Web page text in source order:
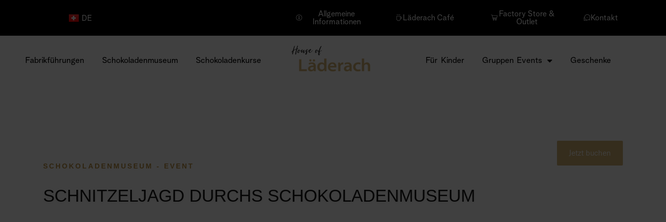
DE
EN
Allgemeine
Informationen
Läderach Café
Factory Store &
Outlet
Kontakt
Fabrikführungen Schokoladenmuseum Schokoladenkurse Für Kinder Gruppen Events Geschenke
SCHOKOLADENMUSEUM - EVENT
Jetzt buchen
SCHNITZELJAGD DURCHS SCHOKOLADENMUSEUM